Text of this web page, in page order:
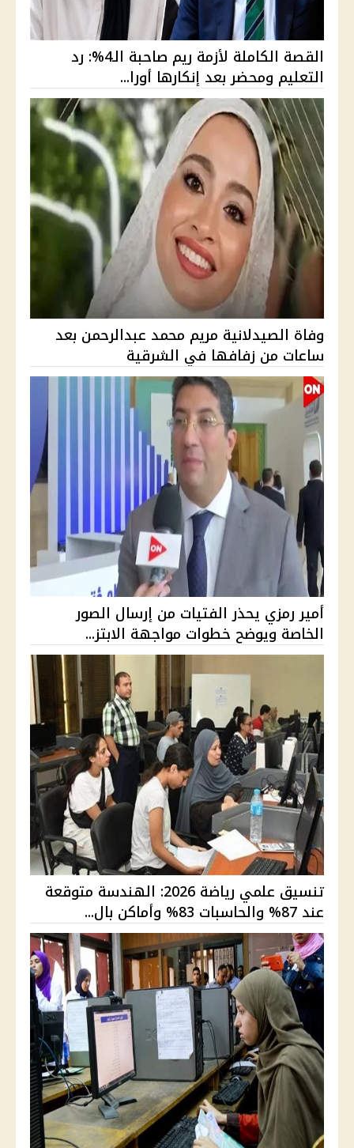
القصة الكاملة لأزمة ريم صاحبة الـ4%: رد
التعليم ومحضر بعد إنكارها أورا...
وفاة الصيدلانية مريم محمد عبدالرحمن بعد
ساعات من زفافها في الشرقية
أمير رمزي يحذر الفتيات من إرسال الصور
الخاصة ويوضح خطوات مواجهة الابتز...
تنسيق علمي رياضة 2026: الهندسة متوقعة
عند 87% والحاسبات 83% وأماكن بال...